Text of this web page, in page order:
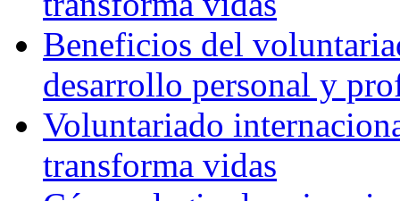
Beneficios del
desarrollo personal y
Voluntariado
transforma vidas